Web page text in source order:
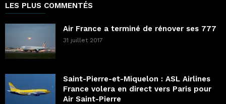
LES PLUS COMMENTÉS
Air France a terminé de rénover ses 777
31 juillet 2017
Saint-Pierre-et-Miquelon : ASL Airlines
France volera en direct vers Paris pour
Air Saint-Pierre